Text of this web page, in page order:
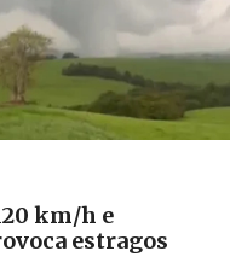
km/h e
estragos